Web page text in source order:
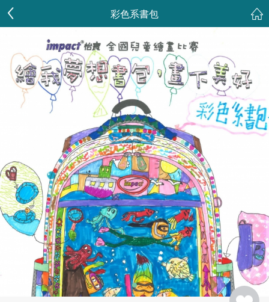
彩色系書包